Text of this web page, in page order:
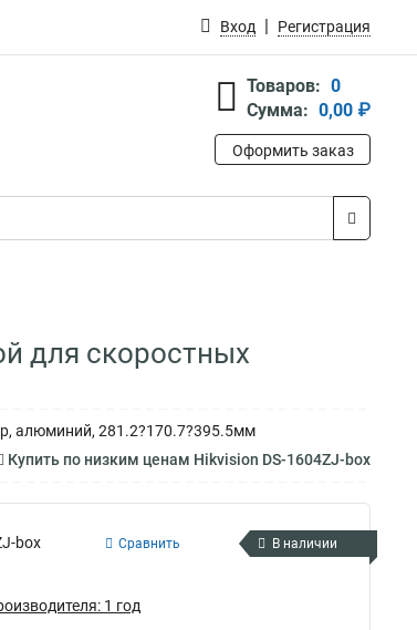
Вход Регистрация
Товаров: 0
Сумма: 0,00 ₽
Оформить заказ
для скоростных
алюминий, 281.2?170.7?395.5мм
Купить по низким ценам Hikvision DS-1604ZJ-box
box Сравнить В наличии
1 год